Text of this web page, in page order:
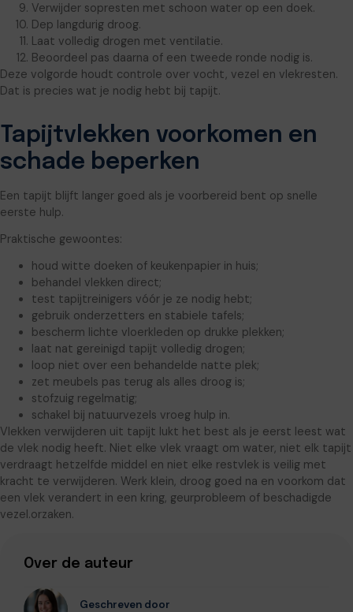
Verwijder sopresten met schoon water op een doek.
Dep langdurig droog.
Laat volledig drogen met ventilatie.
Beoordeel pas daarna of een tweede ronde nodig is.
Deze volgorde houdt controle over vocht, vezel en vlekresten.
Dat is precies wat je nodig hebt bij tapijt.
Tapijtvlekken voorkomen en
schade beperken
Een tapijt blijft langer goed als je voorbereid bent op snelle
eerste hulp.
Praktische gewoontes:
houd witte doeken of keukenpapier in huis;
behandel vlekken direct;
test tapijtreinigers vóór je ze nodig hebt;
gebruik onderzetters en stabiele tafels;
bescherm lichte vloerkleden op drukke plekken;
laat nat gereinigd tapijt volledig drogen;
loop niet over een behandelde natte plek;
zet meubels pas terug als alles droog is;
stofzuig regelmatig;
schakel bij natuurvezels vroeg hulp in.
Vlekken verwijderen uit tapijt lukt het best als je eerst leest wat
de vlek nodig heeft. Niet elke vlek vraagt om water, niet elk tapijt
verdraagt hetzelfde middel en niet elke restvlek is veilig met
kracht te verwijderen. Werk klein, droog goed na en voorkom dat
een vlek verandert in een kring, geurprobleem of beschadigde
vezel.orzaken.
Over de auteur
Geschreven door